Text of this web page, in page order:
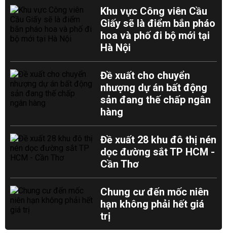
Khu vực Công viên Cầu
Giấy sẽ là điểm bắn pháo
hoa và phố đi bộ mới tại
Hà Nội
Đề xuất cho chuyển
nhượng dự án bất động
sản đang thế chấp ngân
hàng
Đề xuất 28 khu đô thị nén
dọc đường sắt TP HCM -
Cần Thơ
Chung cư đến mốc niên
hạn không phải hết giá
trị